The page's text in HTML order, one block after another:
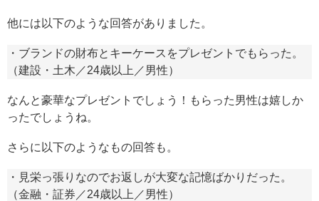
他には以下のような回答がありました。
・ブランドの財布とキーケースをプレゼントでもらった。
（建設・土木／24歳以上／男性）
なんと豪華なプレゼントでしょう！もらった男性は嬉しか
ったでしょうね。
さらに以下のようなもの回答も。
・見栄っ張りなのでお返しが大変な記憶ばかりだった。
（金融・証券／24歳以上／男性）